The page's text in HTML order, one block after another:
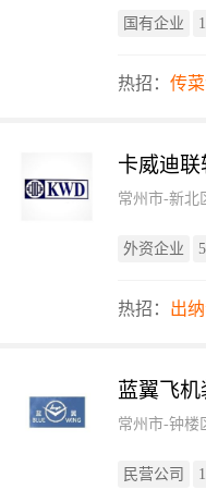
国有企业
热招： 传
卡威迪联
常州市-新北
外资企业
热招： 出
蓝翼飞
常州市-钟楼
民营公司